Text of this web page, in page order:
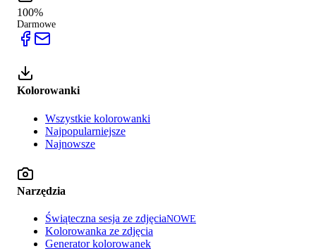
100%
Darmowe
Kolorowanki
Wszystkie kolorowanki
Najpopularniejsze
Najnowsze
Narzędzia
Świąteczna sesja ze zdjęciaNOWE
Kolorowanka ze zdjęcia
Generator kolorowanek